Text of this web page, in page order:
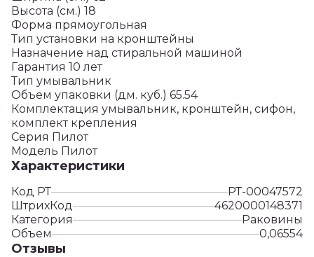
Высота (см.) 18
Форма прямоугольная
Тип установки на кронштейны
Назначение над стиральной машиной
Гарантия 10 лет
Тип умывальник
Объем упаковки (дм. куб.) 65.54
Комплектация умывальник, кронштейн, сифон,
комплект крепления
Серия Пилот
Модель Пилот
Характеристики
Код РТ
РТ-00047572
ШтрихКод
4620000148371
Категория
Раковины
Объем
0,06554
Отзывы